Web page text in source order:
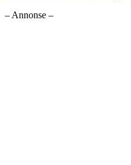
– Annonse –